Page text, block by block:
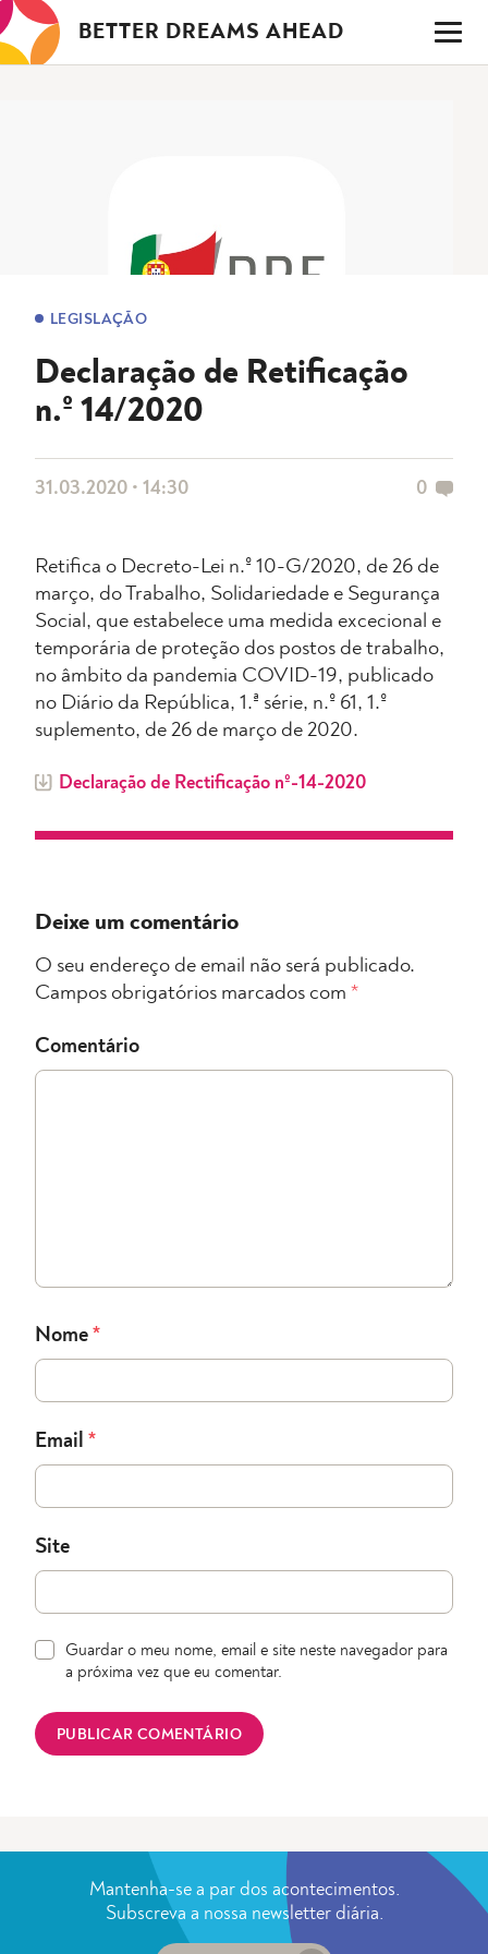
Saltar
para
o
BETTER DREAMS AHEAD
LEGISLAÇÃO
Declaração de Retificação
n.º 14/2020
31.03.2020 • 14:30 0
Retifica o Decreto-Lei n.º 10-G/2020, de 26 de
março, do Trabalho, Solidariedade e Segurança
Social, que estabelece uma medida excecional e
temporária de proteção dos postos de trabalho,
no âmbito da pandemia COVID-19, publicado
no Diário da República, 1.ª série, n.º 61, 1.º
suplemento, de 26 de março de 2020.
Declaração de Rectificação nº-14-2020
Deixe um comentário
O seu endereço de email não será publicado.
Campos obrigatórios marcados com *
Comentário
Nome *
Email *
Site
Guardar o meu nome, email e site neste navegador para
a próxima vez que eu comentar.
Mantenha-se a par dos acontecimentos.
Subscreva a nossa newsletter diária.